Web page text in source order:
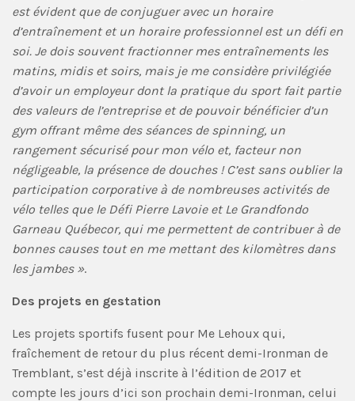
est évident que de conjuguer avec un horaire
d’entraînement et un horaire professionnel est un défi en
soi. Je dois souvent fractionner mes entraînements les
matins, midis et soirs, mais je me considère privilégiée
d’avoir un employeur dont la pratique du sport fait partie
des valeurs de l’entreprise et de pouvoir bénéficier d’un
gym offrant même des séances de spinning, un
rangement sécurisé pour mon vélo et, facteur non
négligeable, la présence de douches ! C’est sans oublier la
participation corporative à de nombreuses activités de
vélo telles que le Défi Pierre Lavoie et Le Grandfondo
Garneau Québecor, qui me permettent de contribuer à de
bonnes causes tout en me mettant des kilomètres dans
les jambes ».
Des projets en gestation
Les projets sportifs fusent pour Me Lehoux qui,
fraîchement de retour du plus récent demi-Ironman de
Tremblant, s’est déjà inscrite à l’édition de 2017 et
compte les jours d’ici son prochain demi-Ironman, celui